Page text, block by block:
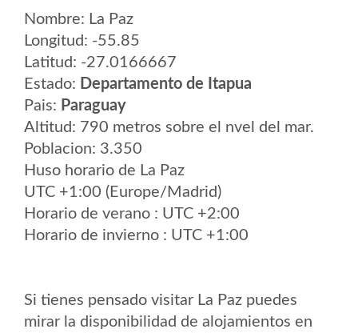
Nombre: La Paz
Longitud: -55.85
Latitud: -27.0166667
Estado: Departamento de Itapua
Pais: Paraguay
Altitud: 790 metros sobre el nvel del mar.
Poblacion: 3.350
Huso horario de La Paz
UTC +1:00 (Europe/Madrid)
Horario de verano : UTC +2:00
Horario de invierno : UTC +1:00
Si tienes pensado visitar La Paz puedes
mirar la disponibilidad de alojamientos en